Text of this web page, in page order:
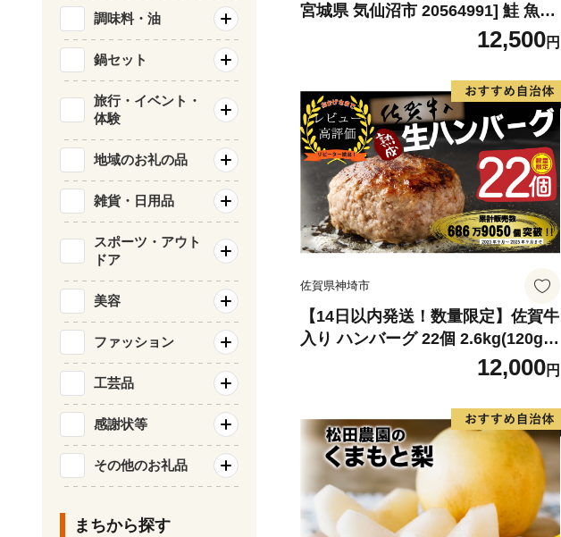
宮城県 気仙沼市 20564991] 鮭 魚介
類 海鮮 訳アリ 規格外 不揃い さけ
サケ 鮭切身 シャケ 切り身 冷凍 家
庭用 おかず 弁当 支援 サーモン 銀
鮭切り身 魚 わけあり
12,500円
佐賀県神埼市
【14日以内発送！数量限定】佐賀牛
入り ハンバーグ 22個 2.6kg(120g×
22個)【佐賀牛 黒毛和牛 ブランド牛
九州 ハンバーグ 牛肉 豚肉 国産 お
弁当 おかず 惣菜 おすすめ 人気】(H
083106)
12,000円
調味料・油
鍋セット
旅行・イベント・
体験
地域のお礼の品
雑貨・日用品
スポーツ・アウト
ドア
美容
ファッション
工芸品
感謝状等
その他のお礼品
まちから探す